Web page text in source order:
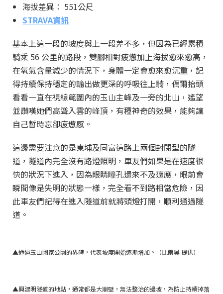
海拔差異： 551公尺
STRAVA資訊
基本上這一段的坡度與上一段差不多，但因為已經累積
騎乘 56 公里的路段，雙腳相對疲憊加上海拔愈來愈高，
在氧氣含量減少的情況下，身體一定會愈來愈沉重，記
得持續保持穩定的輸出做更深的呼吸往上騎，偶爾抬頭
看看一直在視線範圍內的玉山主峰及一旁的北山，遙望
並讚嘆她們高聳入雲的峰頂，有種神奇的效果，能夠讓
自己暫時忘卻疲憊感。
這邊需要注意的是東埔及同富這路上兩個封閉型的隧
道，隧道內完全沒有路燈照明，車友們如果是在速度很
快的狀況下進入，因為眼睛瞳孔還來不及適應，眼前會
瞬間像是失明的狀態一樣，完全看不到路相當危險，因
此車友們記得在進入隧道前就將頭燈打開，順利通過隧
道。
▲通過玉山國家公園的界碑，代表坡度開始逐漸增加。（比爾吳 提供）
▲興建明隧道的地點，通常都是大崩壁，無法整治的邊坡，為防止持續掉落